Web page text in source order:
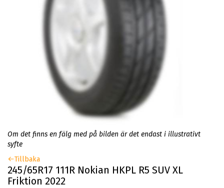
Om det finns en fälg med på bilden är det endast i illustrativt
syfte
Tillbaka
245/65R17 111R Nokian HKPL R5 SUV XL
Friktion 2022